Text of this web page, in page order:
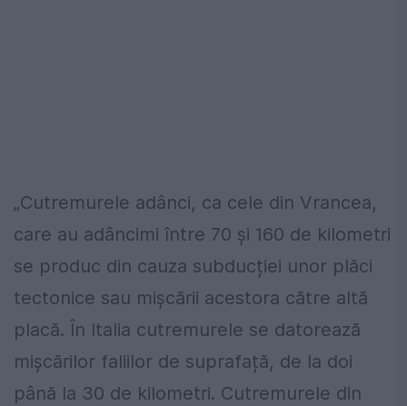
„Cutremurele adânci, ca cele din Vrancea,
care au adâncimi între 70 și 160 de kilometri
se produc din cauza subducției unor plăci
tectonice sau mișcării acestora către altă
placă. În Italia cutremurele se datorează
mișcărilor faliilor de suprafață, de la doi
până la 30 de kilometri. Cutremurele din